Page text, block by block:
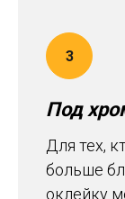
Под
Для тех,
больше
оклейку